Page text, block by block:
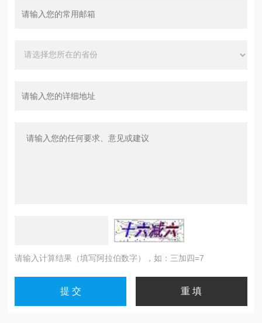
请输入计算结果（填写阿拉伯数字），如：三加四=7